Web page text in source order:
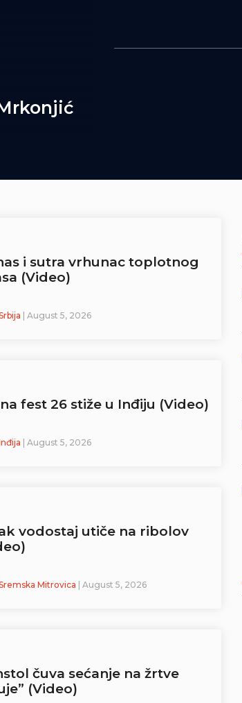
i sutra vrhunac toplotnog
(Video)
| August 5, 2026
fest 26 stiže u Inđiju (Video)
| August 5, 2026
vodostaj utiče na ribolov
Mitrovica | August 5, 2026
čuva sećanje na žrtve
(Video)